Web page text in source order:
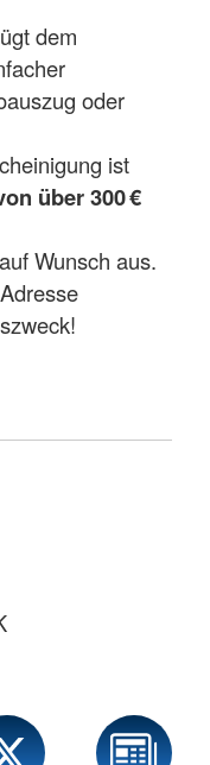
dem
oder
ist
über 300 €
Wunsch aus.